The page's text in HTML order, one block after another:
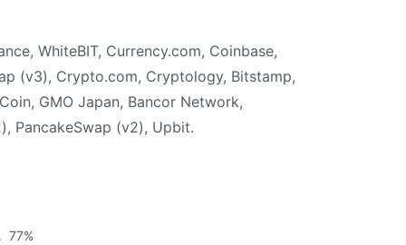
WhiteBIT, Currency.com, Coinbase,
(v3), Crypto.com, Cryptology, Bitstamp,
GMO Japan, Bancor Network,
PancakeSwap (v2), Upbit.
77%